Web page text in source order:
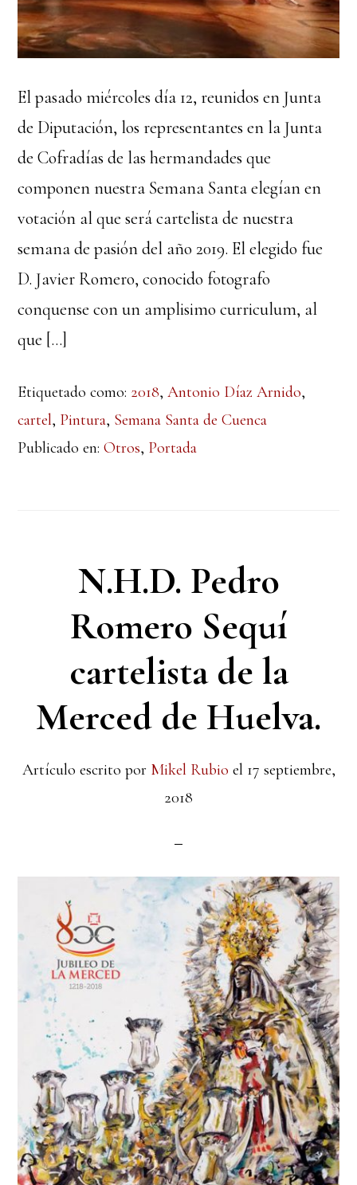
El pasado miércoles día 12, reunidos en Junta
de Diputación, los representantes en la Junta
de Cofradías de las hermandades que
componen nuestra Semana Santa elegían en
votación al que será cartelista de nuestra
semana de pasión del año 2019. El elegido fue
D. Javier Romero, conocido fotografo
conquense con un amplisimo curriculum, al
que […]
Etiquetado como: 2018,Antonio Díaz Arnido,
cartel, Pintura, Semana Santa de Cuenca
Publicado en:Otros, Portada
N.H.D. Pedro
Romero Sequí
cartelista de la
Merced de Huelva.
Artículo escrito por Mikel Rubio el 17 septiembre,
2018